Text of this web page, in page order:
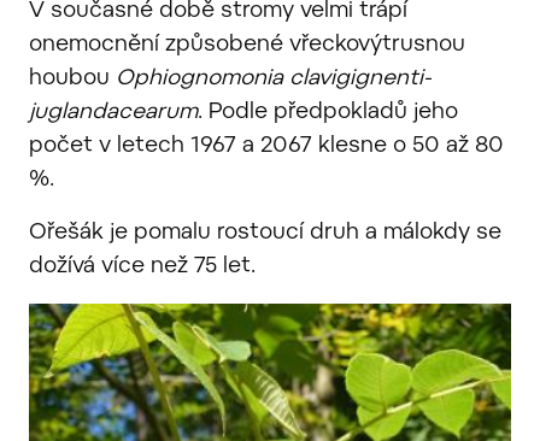
V současné době stromy velmi trápí
onemocnění způsobené vřeckovýtrusnou
houbou Ophiognomonia clavigignenti-
juglandacearum. Podle předpokladů jeho
počet v letech 1967 a 2067 klesne o 50 až 80
%.
Ořešák je pomalu rostoucí druh a málokdy se
dožívá více než 75 let.